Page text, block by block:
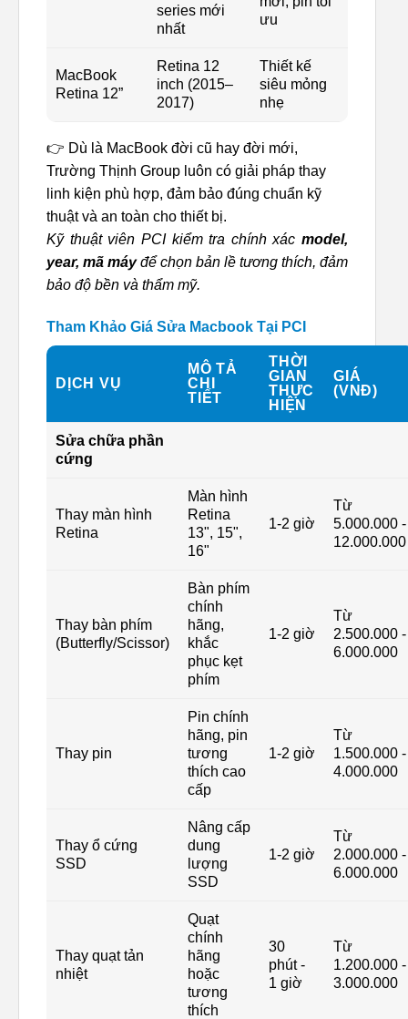
series mới
nhất
ưu
MacBook
Retina 12”
Retina 12
inch (2015–
2017)
Thiết kế
siêu mỏng
nhẹ
👉 Dù là MacBook đời cũ hay đời mới,
Trường Thịnh Group luôn có giải pháp thay
linh kiện phù hợp, đảm bảo đúng chuẩn kỹ
thuật và an toàn cho thiết bị.
Kỹ thuật viên PCI kiểm tra chính xác model,
year, mã máyđể chọn bản lề tương thích, đảm
bảo độ bền và thẩm mỹ.
Tham Khảo Giá Sửa Macbook Tại PCI
DỊCH VỤ
MÔ TẢ
CHI
TIẾT
THỜI
GIAN
THỰC
HIỆN
GIÁ
(VNĐ)
Sửa chữa phần
cứng
Thay màn hình
Retina
Màn hình
Retina
13", 15",
16"
1-2 giờ
Từ
5.000.000 -
12.000.000
Thay bàn phím
(Butterfly/Scissor)
Bàn phím
chính
hãng,
khắc
phục kẹt
phím
1-2 giờ
Từ
2.500.000 -
6.000.000
Thay pin
Pin chính
hãng, pin
tương
thích cao
cấp
1-2 giờ
Từ
1.500.000 -
4.000.000
Thay ổ cứng
SSD
Nâng cấp
dung
lượng
SSD
1-2 giờ
Từ
2.000.000 -
6.000.000
Thay quạt tản
nhiệt
Quạt
chính
hãng
hoặc
tương
thích
30
phút -
1 giờ
Từ
1.200.000 -
3.000.000